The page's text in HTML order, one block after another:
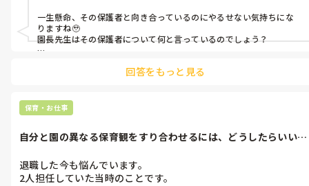
どのように伝えたら相方の職員に分かってもらえたでしょうか？
経験上の話でもありますけどね。
あ、よく昼寝しない子がいると、
あ、今日散歩行ってないからだ！って言いがちなんだけど、そんなこ
ともなくて。
その時はまた別の理由があったりね。
リズム、を、整えたい、園の保育、なのであればそこをどう取り組
んでいくか、だと思うのですが。
めんどくさいや暑いは、なぜ？ってなるなぁ〜。なんか外に魅力が
ないんですかね？なにか引き込むきっかけがあるといいですよね。
一生懸命、その保護者と向き合っているのにやるせない気持ちにな
りますね🥹
園長先生はその保護者について何と言っているのでしょう？
られたんですかと返事の内容を聞いて、その保護者の対応を考えてい
もらえれば、マロンさんの気持ちのモヤモヤが消えるんじゃないで
しょうか？
回答をもっと見る
保育・お仕事
自分と園の異なる保育観をすり合わせるには、どうしたらいいで
退職した今も悩んでいます。
2人担任していた当時のことです。